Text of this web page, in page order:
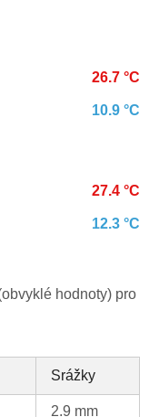
26.7 °C
10.9 °C
27.4 °C
12.3 °C
hodnoty) pro
Srážky
2.9 mm